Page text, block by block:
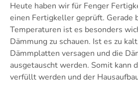
Heute haben wir für Fenger
einen Fertigkeller geprüft. Gerade
Temperaturen ist es besonders
Dämmung zu schauen. Ist es zu
Dämmplatten versagen und die
ausgetauscht werden. Somit kann
verfüllt werden und der